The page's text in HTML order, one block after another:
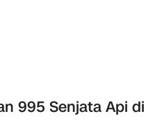
995 Senjata Api di